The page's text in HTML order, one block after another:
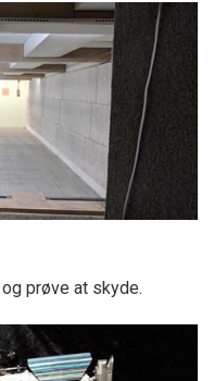
prøve at skyde.